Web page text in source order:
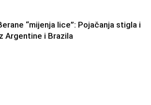
“mijenja lice”: Pojačanja stigla i
Argentine i Brazila